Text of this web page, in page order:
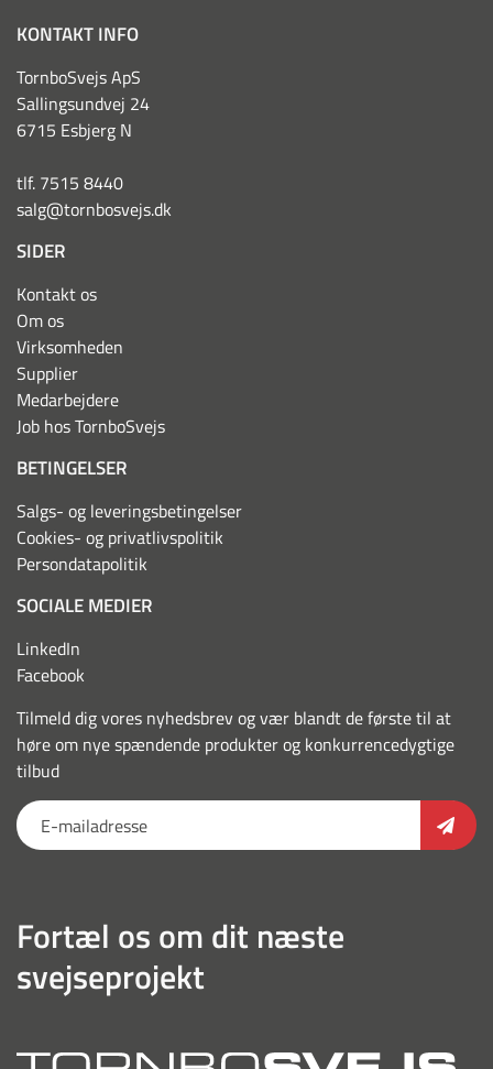
KONTAKT INFO
TornboSvejs ApS
Sallingsundvej 24
6715 Esbjerg N
tlf. 7515 8440
salg@tornbosvejs.dk
SIDER
Kontakt os
Om os
Virksomheden
Supplier
Medarbejdere
Job hos TornboSvejs
BETINGELSER
Salgs- og leveringsbetingelser
Cookies- og privatlivspolitik
Persondatapolitik
SOCIALE MEDIER
LinkedIn
Facebook
Tilmeld dig vores nyhedsbrev og vær blandt de første til at
høre om nye spændende produkter og konkurrencedygtige
tilbud
Fortæl os om dit næste
svejseprojekt